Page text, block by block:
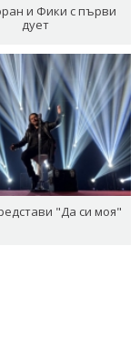
и Фики с първи
дует
"Да си моя"